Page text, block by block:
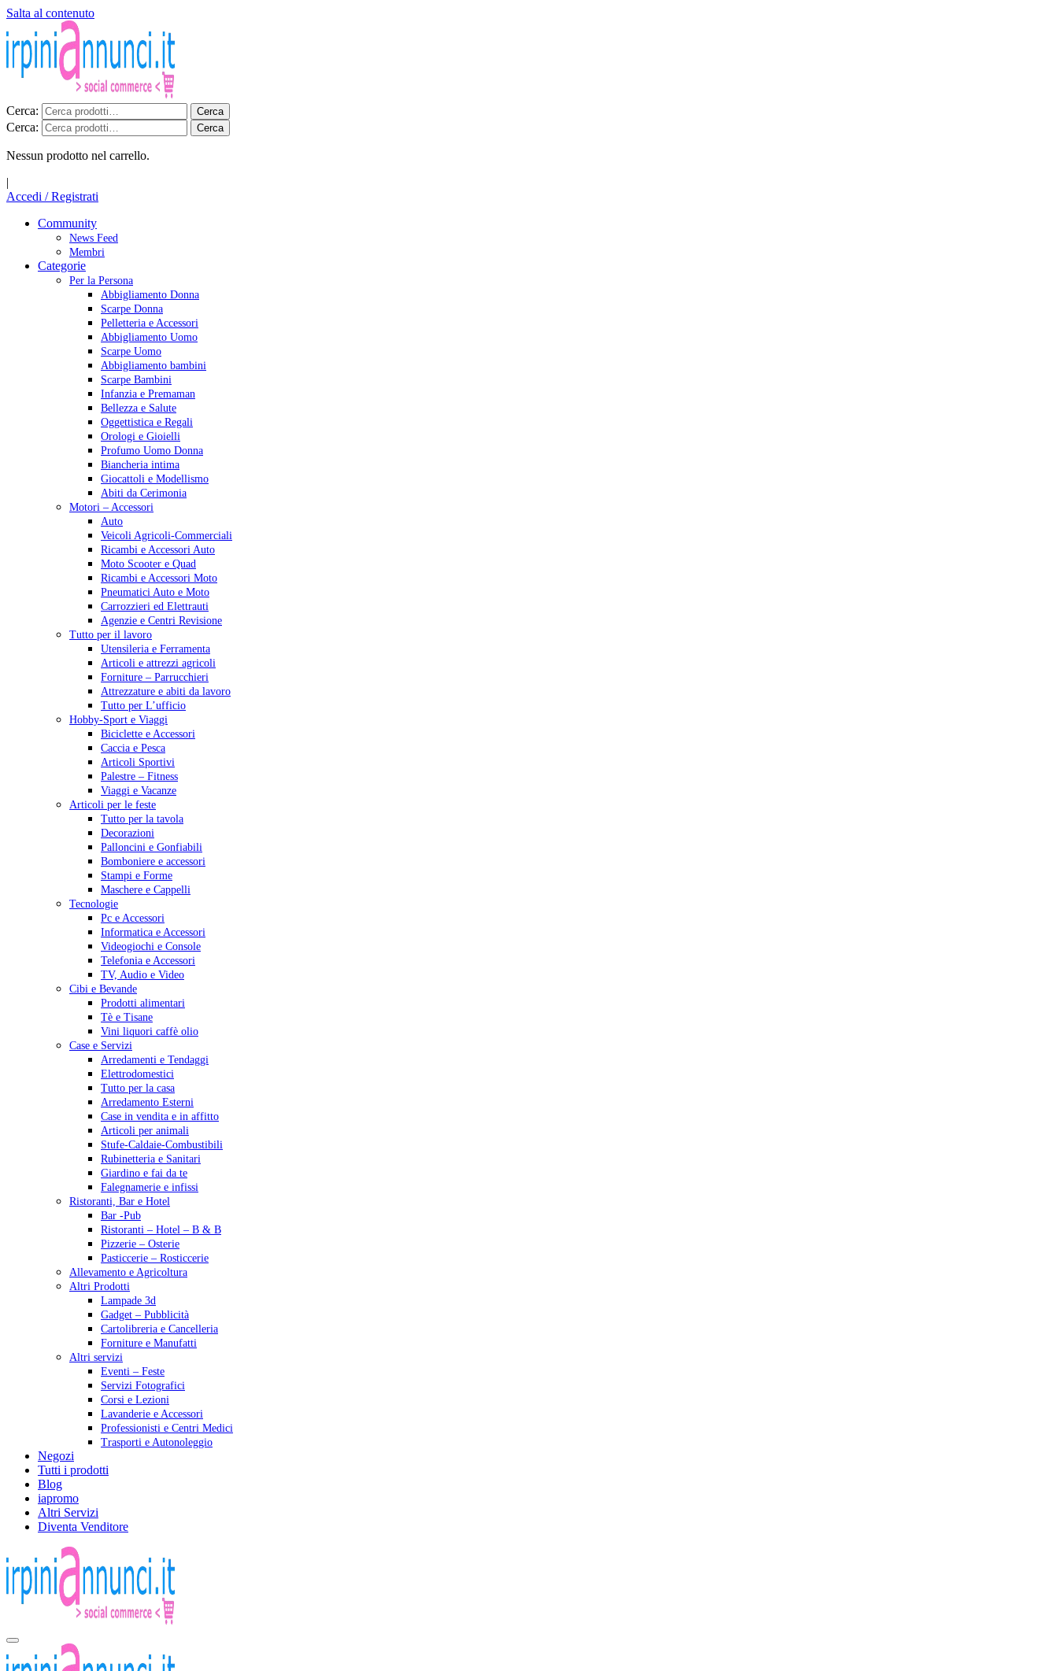
Salta al contenuto
Cerca: Cerca
Cerca: Cerca
Nessun prodotto nel carrello.
|
Accedi / Registrati
Community
News Feed
Membri
Categorie
Per la Persona
Abbigliamento Donna
Scarpe Donna
Pelletteria e Accessori
Abbigliamento Uomo
Scarpe Uomo
Abbigliamento bambini
Scarpe Bambini
Infanzia e Premaman
Bellezza e Salute
Oggettistica e Regali
Orologi e Gioielli
Profumo Uomo Donna
Biancheria intima
Giocattoli e Modellismo
Abiti da Cerimonia
Motori – Accessori
Auto
Veicoli Agricoli-Commerciali
Ricambi e Accessori Auto
Moto Scooter e Quad
Ricambi e Accessori Moto
Pneumatici Auto e Moto
Carrozzieri ed Elettrauti
Agenzie e Centri Revisione
Tutto per il lavoro
Utensileria e Ferramenta
Articoli e attrezzi agricoli
Forniture – Parrucchieri
Attrezzature e abiti da lavoro
Tutto per L’ufficio
Hobby-Sport e Viaggi
Biciclette e Accessori
Caccia e Pesca
Articoli Sportivi
Palestre – Fitness
Viaggi e Vacanze
Articoli per le feste
Tutto per la tavola
Decorazioni
Palloncini e Gonfiabili
Bomboniere e accessori
Stampi e Forme
Maschere e Cappelli
Tecnologie
Pc e Accessori
Informatica e Accessori
Videogiochi e Console
Telefonia e Accessori
TV, Audio e Video
Cibi e Bevande
Prodotti alimentari
Tè e Tisane
Vini liquori caffè olio
Case e Servizi
Arredamenti e Tendaggi
Elettrodomestici
Tutto per la casa
Arredamento Esterni
Case in vendita e in affitto
Articoli per animali
Stufe-Caldaie-Combustibili
Rubinetteria e Sanitari
Giardino e fai da te
Falegnamerie e infissi
Ristoranti, Bar e Hotel
Bar -Pub
Ristoranti – Hotel – B & B
Pizzerie – Osterie
Pasticcerie – Rosticcerie
Allevamento e Agricoltura
Altri Prodotti
Lampade 3d
Gadget – Pubblicità
Cartolibreria e Cancelleria
Forniture e Manufatti
Altri servizi
Eventi – Feste
Servizi Fotografici
Corsi e Lezioni
Lavanderie e Accessori
Professionisti e Centri Medici
Trasporti e Autonoleggio
Negozi
Tutti i prodotti
Blog
iapromo
Altri Servizi
Diventa Venditore